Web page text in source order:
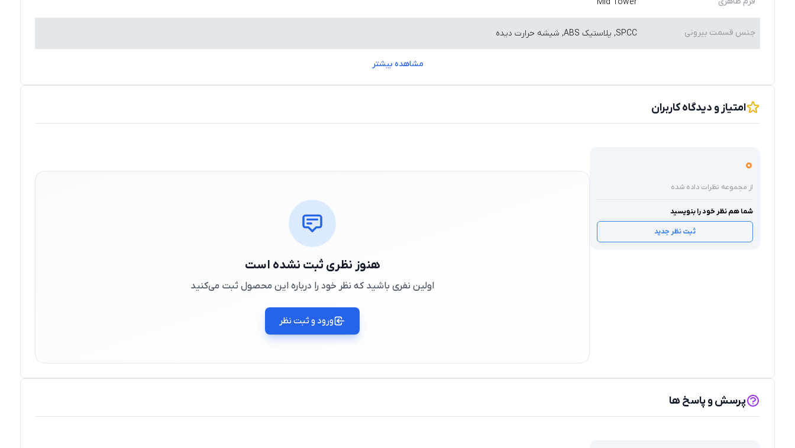
جنس قسمت بیرونی SPCC, پلاستیک ABS, شیشه حرارت دیده
مشاهده بیشتر
امتیاز و دیدگاه کاربران
0
از مجموعه نظرات داده شده
شما هم نظر خود را بنویسید
ثبت نظر جدید
هنوز نظری ثبت نشده است
اولین نفری باشید که نظر خود را درباره این محصول ثبت می‌کنید
ورود و ثبت نظر
پرسش و پاسخ ها